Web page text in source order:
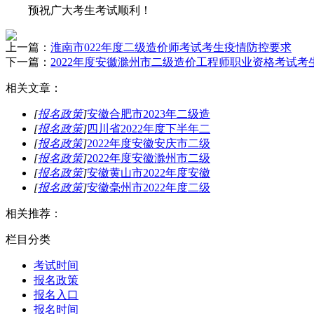
预祝广大考生考试顺利！
上一篇： 淮南市022年度二级造价师考试考生疫情防控要求
下一篇： 2022年度安徽滁州市二级造价工程师职业资格考试考
相关文章：
[报名政策]安徽合肥市2023年二级造
[报名政策]四川省2022年度下半年二
[报名政策]2022年度安徽安庆市二级
[报名政策]2022年度安徽滁州市二级
[报名政策]安徽黄山市2022年度安徽
[报名政策]安徽毫州市2022年度二级
相关推荐：
栏目分类
考试时间
报名政策
报名入口
报名时间